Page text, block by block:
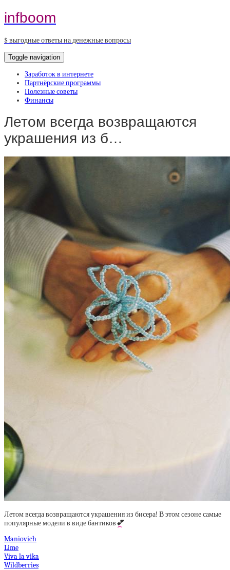
infboom
$ выгодные ответы на денежные вопросы
Toggle navigation
Заработок в интернете
Партнёрские программы
Полезные советы
Финансы
Летом всегда возвращаются
украшения из б…
Летом всегда возвращаются украшения из бисера! В этом сезоне самые
популярные модели в виде бантиков💕
Maniovich
Lime
Viva la vika
Wildberries